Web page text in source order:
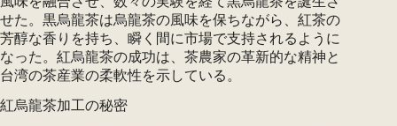
せた。黒烏龍茶は烏龍茶の風味を保ちながら、紅茶の
芳醇な香りを持ち、瞬く間に市場で支持されるように
なった。紅烏龍茶の成功は、茶農家の革新的な精神と
台湾の茶産業の柔軟性を示している。
紅烏龍茶加工の秘密